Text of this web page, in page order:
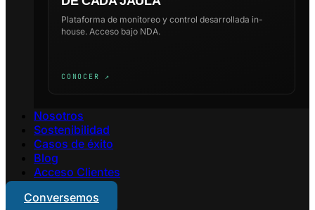
Plataforma de monitoreo y control desarrollada in-
house. Acceso bajo NDA.
CONOCER ↗
Nosotros
Sostenibilidad
Casos de éxito
Blog
Acceso Clientes
Conversemos